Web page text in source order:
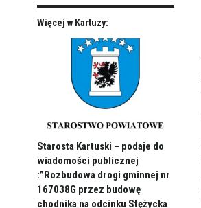
Więcej w Kartuzy:
Starosta Kartuski – podaje do
wiadomości publicznej
:”Rozbudowa drogi gminnej nr
167038G przez budowę
chodnika na odcinku Stężycka